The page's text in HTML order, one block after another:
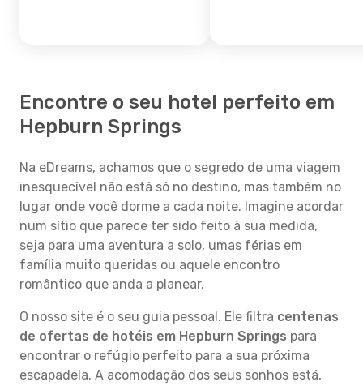
Encontre o seu hotel perfeito em
Hepburn Springs
Na eDreams, achamos que o segredo de uma viagem
inesquecível não está só no destino, mas também no
lugar onde você dorme a cada noite. Imagine acordar
num sítio que parece ter sido feito à sua medida,
seja para uma aventura a solo, umas férias em
família muito queridas ou aquele encontro
romântico que anda a planear.
O nosso site é o seu guia pessoal. Ele filtra centenas
de ofertas de hotéis em Hepburn Springs para
encontrar o refúgio perfeito para a sua próxima
escapadela. A acomodação dos seus sonhos está,